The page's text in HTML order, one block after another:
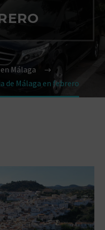
Málaga
de Málaga en febrero